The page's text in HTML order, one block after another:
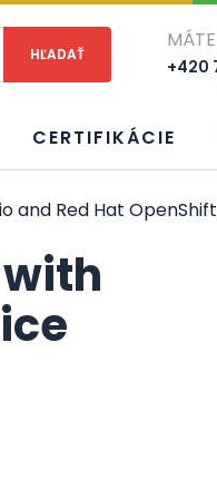
+420
CERTIFIKÁCIE
and Red Hat